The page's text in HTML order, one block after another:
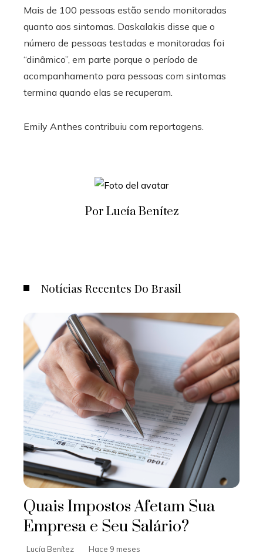
Mais de 100 pessoas estão sendo monitoradas
quanto aos sintomas. Daskalakis disse que o
número de pessoas testadas e monitoradas foi
“dinâmico”, em parte porque o período de
acompanhamento para pessoas com sintomas
termina quando elas se recuperam.
Emily Anthes contribuiu com reportagens.
Por Lucía Benítez
Notícias Recentes Do Brasil
Quais Impostos Afetam Sua
Empresa e Seu Salário?
Lucía Benítez Hace 9 meses